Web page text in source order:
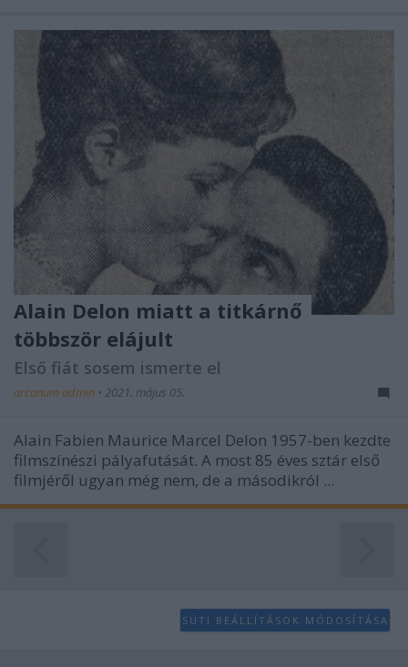
Alain Delon miatt a titkárnő
többször elájult
Első fiát sosem ismerte el
arcanum admin • 2021. május 05.
Alain Fabien Maurice Marcel Delon 1957-ben kezdte
filmszínészi pályafutását. A most 85 éves sztár első
filmjéről ugyan még nem, de a másodikról ...
SÜTI BEÁLLÍTÁSOK MÓDOSÍTÁSA